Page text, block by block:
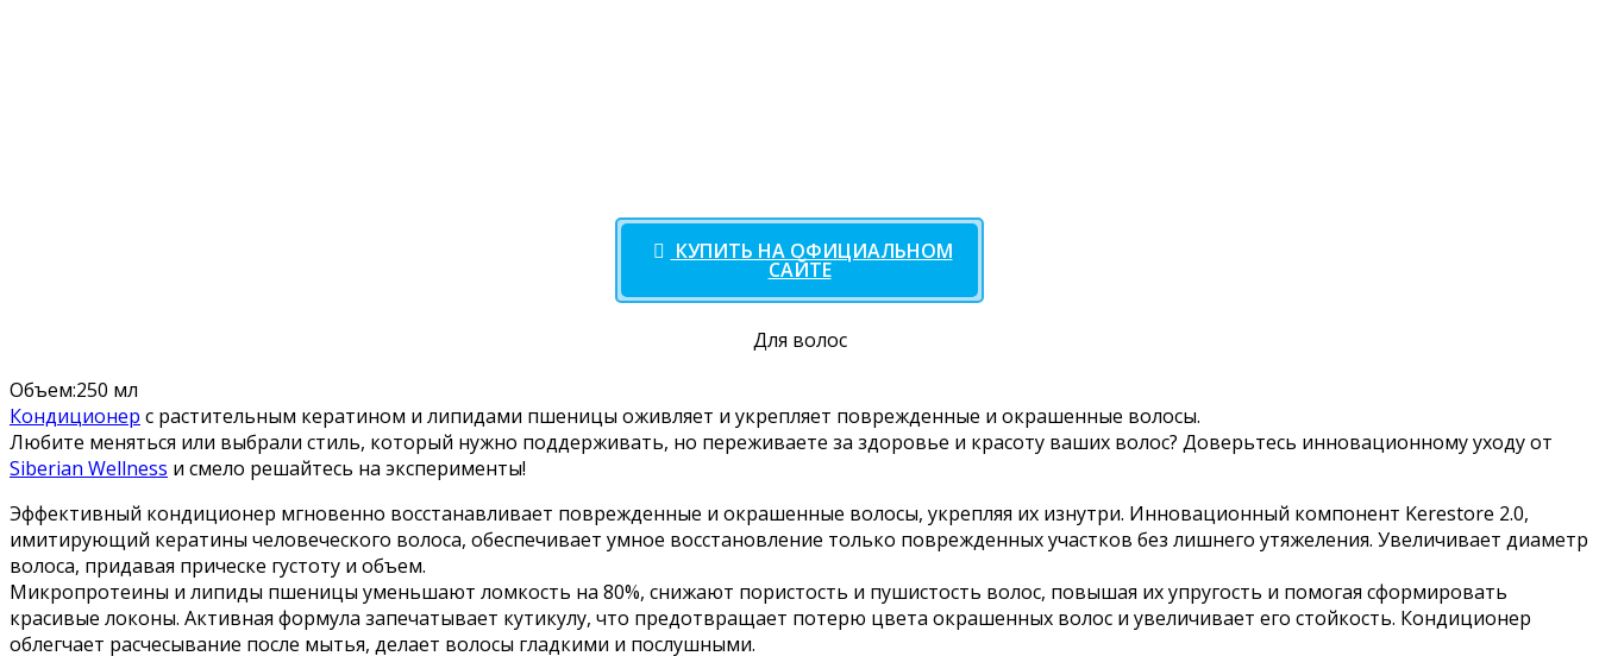
КУПИТЬ НА ОФИЦИАЛЬНОМ
САЙТЕ
Для волос
Объем:250 мл
Кондиционер с растительным кератином и липидами пшеницы оживляет и укрепляет поврежденные и окрашенные волосы.
Любите меняться или выбрали стиль, который нужно поддерживать, но переживаете за здоровье и красоту ваших волос? Доверьтесь инновационному уходу от
Siberian Wellness и смело решайтесь на эксперименты!
Эффективный кондиционер мгновенно восстанавливает поврежденные и окрашенные волосы, укрепляя их изнутри. Инновационный компонент Kerestore 2.0,
имитирующий кератины человеческого волоса, обеспечивает умное восстановление только поврежденных участков без лишнего утяжеления. Увеличивает диаметр
волоса, придавая прическе густоту и объем.
Микропротеины и липиды пшеницы уменьшают ломкость на 80%, снижают пористость и пушистость волос, повышая их упругость и помогая сформировать
красивые локоны. Активная формула запечатывает кутикулу, что предотвращает потерю цвета окрашенных волос и увеличивает его стойкость. Кондиционер
облегчает расчесывание после мытья, делает волосы гладкими и послушными.